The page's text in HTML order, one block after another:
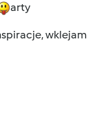
arty
wklejam